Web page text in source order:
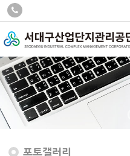
포토갤러리